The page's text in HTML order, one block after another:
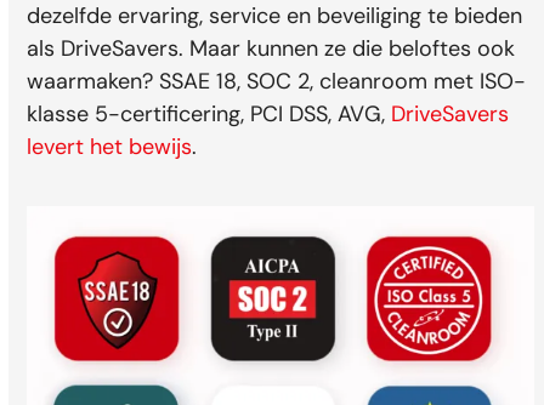
dezelfde ervaring, service en beveiliging te bieden
als DriveSavers. Maar kunnen ze die beloftes ook
waarmaken? SSAE 18, SOC 2, cleanroom met ISO-
klasse 5-certificering, PCI DSS, AVG, DriveSavers
levert het bewijs.